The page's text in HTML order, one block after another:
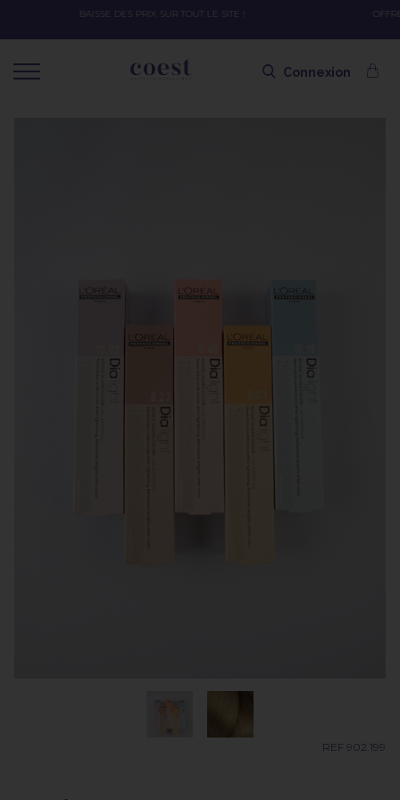
OFFRE SPÉCIALE SOLAIRE SKEYMZEE ! SOIN HYDRATANT + SPRAY + SHAMPOING =
Connexion
REF 902.199